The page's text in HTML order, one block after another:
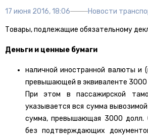
17 июня 2016, 18:06 Новости
Товары, подлежащие обязательному
Деньги и ценные бумаги
наличной иностранной валюты и
превышающей в эквиваленте
При этом в пассажирской
указывается вся сумма
сумма, превышающая 3000 долл.
без подтверждающих